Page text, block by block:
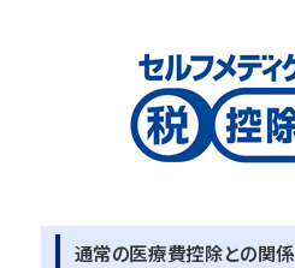
通常の医療費控除との関係